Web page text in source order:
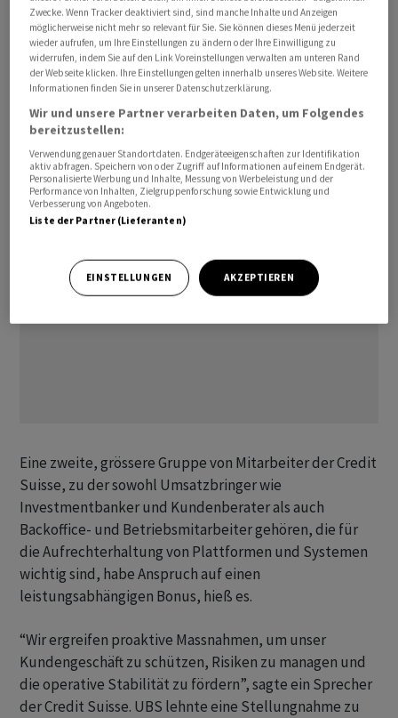
Die UBS übernimmt die Credit Suisse, nachdem die
Lokalrivalin im März durch den Rückzug von Kunden
und einen dramatischen Kursrückgang an den Rand des
Zusammenbruchs geraten war. Die Boni könnten helfen,
die Folgen für ausgewählte Mitarbeiter abzumildern,
die Teile ihrer Vergütung im Zuge dessen verloren
haben.
Eine zweite, grössere Gruppe von Mitarbeiter der Credit
Suisse, zu der sowohl Umsatzbringer wie
Investmentbanker und Kundenberater als auch
Backoffice- und Betriebsmitarbeiter gehören, die für
die Aufrechterhaltung von Plattformen und Systemen
wichtig sind, habe Anspruch auf einen
leistungsabhängigen Bonus, hieß es.
“Wir ergreifen proaktive Massnahmen, um unser
Kundengeschäft zu schützen, Risiken zu managen und
die operative Stabilität zu fördern”, sagte ein Sprecher
der Credit Suisse. UBS lehnte eine Stellungnahme zu
Zwecke. Wenn Tracker deaktiviert sind, sind manche Inhalte und Anzeigen
möglicherweise nicht mehr so relevant für Sie. Sie können dieses Menü jederzeit
wieder aufrufen, um Ihre Einstellungen zu ändern oder Ihre Einwilligung zu
widerrufen, indem Sie auf den Link Voreinstellungen verwalten am unteren Rand
der Webseite klicken. Ihre Einstellungen gelten innerhalb unseres Website. Weitere
Informationen finden Sie in unserer Datenschutzerklärung.
Wir und unsere Partner verarbeiten Daten, um Folgendes
bereitzustellen:
Verwendung genauer Standortdaten. Endgeräteeigenschaften zur Identifikation
aktiv abfragen. Speichern von oder Zugriff auf Informationen auf einem Endgerät.
Personalisierte Werbung und Inhalte, Messung von Werbeleistung und der
Performance von Inhalten, Zielgruppenforschung sowie Entwicklung und
Verbesserung von Angeboten.
Liste der Partner (Lieferanten)
EINSTELLUNGEN AKZEPTIEREN